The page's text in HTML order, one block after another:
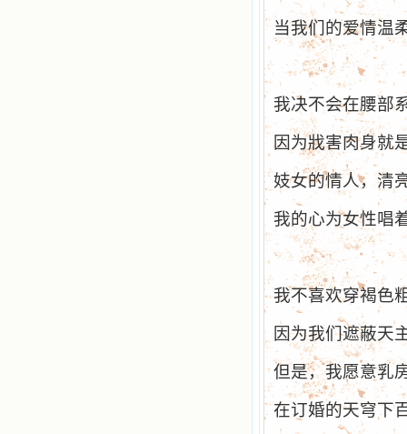
当我们的爱情温
我决不会在腰部
因为戕害肉身就
妓女的情人，清
我的心为女性唱
我不喜欢穿褐色
因为我们遮蔽天
但是，我愿意乳
在订婚的天穹下